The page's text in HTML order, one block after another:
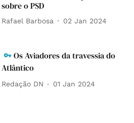
sobre o PSD
Rafael Barbosa 02 Jan 2024
Os Aviadores da travessia do
Atlântico
Redação DN 01 Jan 2024